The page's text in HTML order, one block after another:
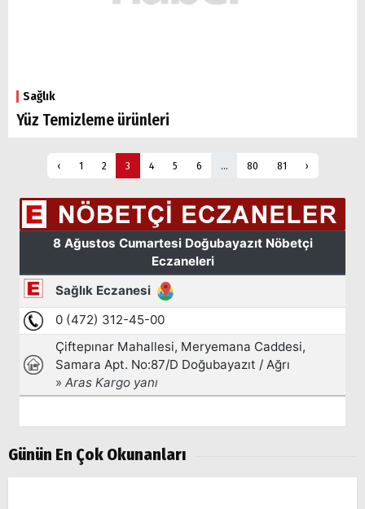
Sağlık
Yüz Temizleme ürünleri
‹ 1 2 3 4 5 6 ... 80 81 ›
Günün En Çok Okunanları